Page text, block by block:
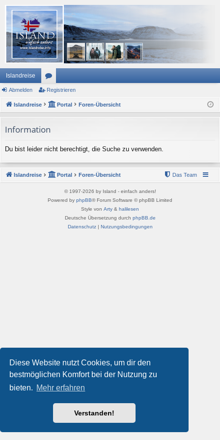
Diese Website nutzt Cookies, um dir den
bestmöglichen Komfort bei der Nutzung zu
bieten. Mehr erfahren
Verstanden!
Islandreise
or
en
Abmelden Registrieren
Islandreise Portal Foren-Übersicht
Information
Du bist leider nicht berechtigt, die Suche zu verwenden.
Islandreise Portal Foren-Übersicht Das Team
© 1997-2026 by Island - einfach anders!
Powered by phpBB® Forum Software © phpBB Limited
Style von Arty & halilesen
Deutsche Übersetzung durch phpBB.de
Datenschutz| Nutzungsbedingungen